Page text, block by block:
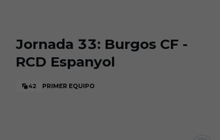
Jornada 33: Burgos CF -
RCD Espanyol
42 PRIMER EQUIPO